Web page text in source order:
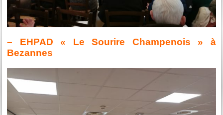
– EHPAD « Le Sourire Champenois » à
Bezannes